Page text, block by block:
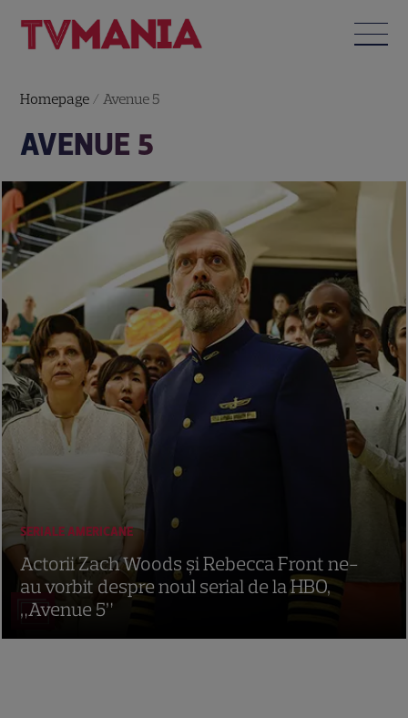
Homepage / Avenue 5
AVENUE 5
4
SERIALE AMERICANE
Actorii Zach Woods și Rebecca Front ne-
au vorbit despre noul serial de la HBO,
„Avenue 5”